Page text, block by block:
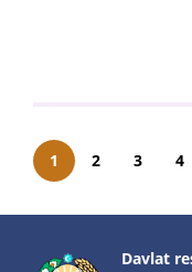
1 2 3 4
Davlat